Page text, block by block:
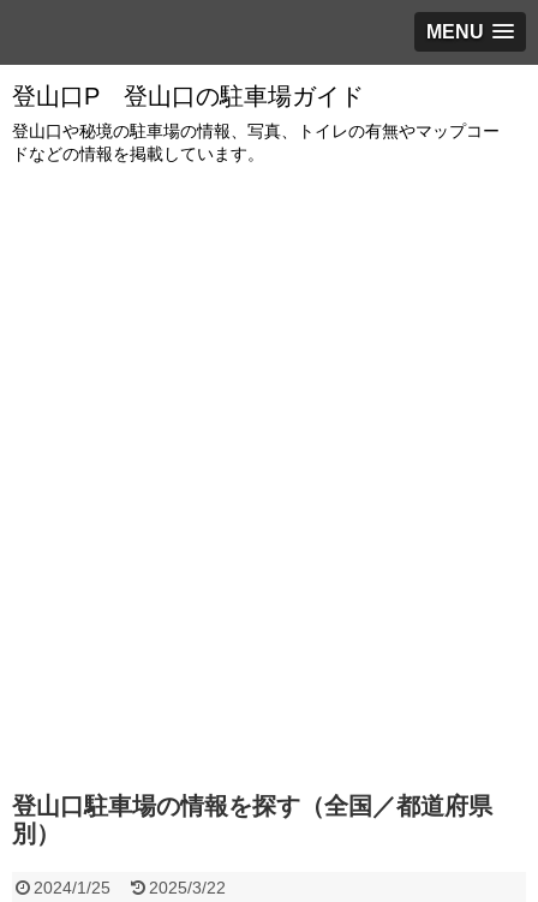
MENU
登山口P 登山口の駐車場ガイド
登山口や秘境の駐車場の情報、写真、トイレの有無やマップコー
ドなどの情報を掲載しています。
登山口駐車場の情報を探す（全国／都道府県
別）
2024/1/25 2025/3/22